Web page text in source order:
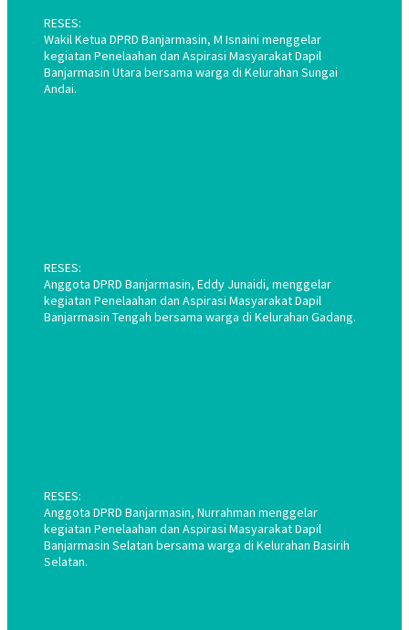
RESES:
Wakil Ketua DPRD Banjarmasin, M Isnaini menggelar
kegiatan Penelaahan dan Aspirasi Masyarakat Dapil
Banjarmasin Utara bersama warga di Kelurahan Sungai
Andai.
RESES:
Anggota DPRD Banjarmasin, Eddy Junaidi, menggelar
kegiatan Penelaahan dan Aspirasi Masyarakat Dapil
Banjarmasin Tengah bersama warga di Kelurahan Gadang.
RESES:
Anggota DPRD Banjarmasin, Nurrahman menggelar
kegiatan Penelaahan dan Aspirasi Masyarakat Dapil
Banjarmasin Selatan bersama warga di Kelurahan Basirih
Selatan.